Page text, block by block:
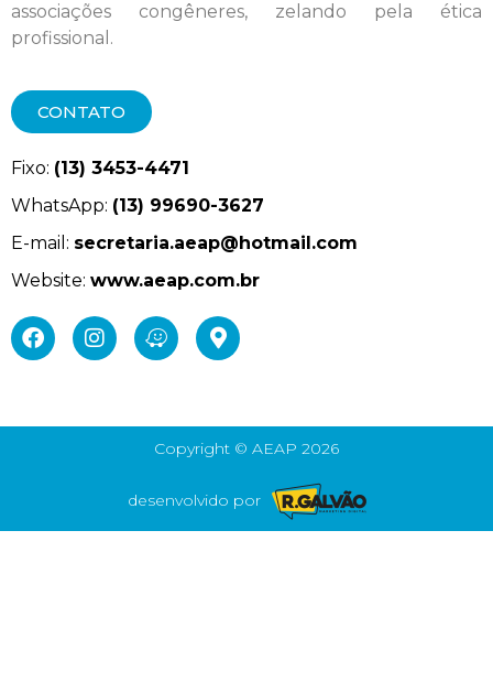
associações congêneres, zelando pela ética
profissional.
CONTATO
Fixo: (13) 3453-4471
WhatsApp: (13) 99690-3627
E-mail: secretaria.aeap@hotmail.com
Website: www.aeap.com.br
Copyright © AEAP 2026
desenvolvido por